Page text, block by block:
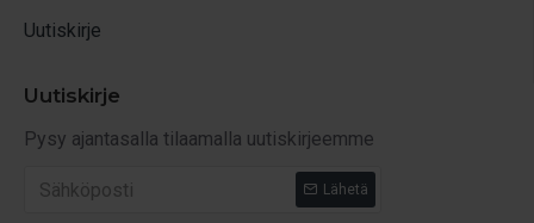
Uutiskirje
Uutiskirje
Pysy ajantasalla tilaamalla uutiskirjeemme
Lähetä